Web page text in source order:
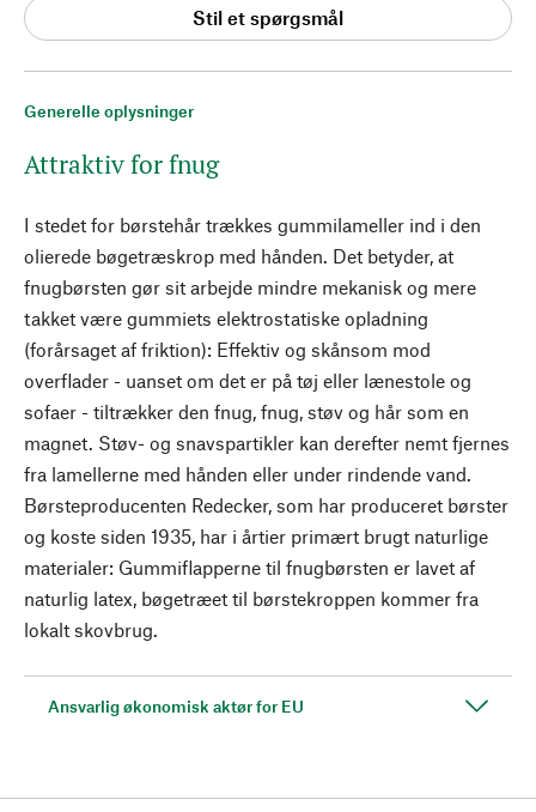
Generelle oplysninger
Attraktiv for fnug
I stedet for børstehår trækkes gummilameller ind i den
olierede bøgetræskrop med hånden. Det betyder, at
fnugbørsten gør sit arbejde mindre mekanisk og mere
takket være gummiets elektrostatiske opladning
(forårsaget af friktion): Effektiv og skånsom mod
overflader - uanset om det er på tøj eller lænestole og
sofaer - tiltrækker den fnug, fnug, støv og hår som en
magnet. Støv- og snavspartikler kan derefter nemt fjernes
fra lamellerne med hånden eller under rindende vand.
Børsteproducenten Redecker, som har produceret børster
og koste siden 1935, har i årtier primært brugt naturlige
materialer: Gummiflapperne til fnugbørsten er lavet af
naturlig latex, bøgetræet til børstekroppen kommer fra
lokalt skovbrug.
Ansvarlig økonomisk aktør for EU
Stil et spørgsmål